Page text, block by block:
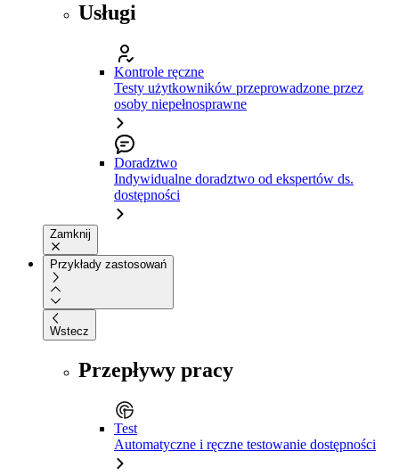
Usługi
Kontrole ręczne
Testy użytkowników przeprowadzone przez
osoby niepełnosprawne
Doradztwo
Indywidualne doradztwo od ekspertów ds.
dostępności
Zamknij
Przykłady zastosowań
Wstecz
Przepływy pracy
Test
Automatyczne i ręczne testowanie dostępności